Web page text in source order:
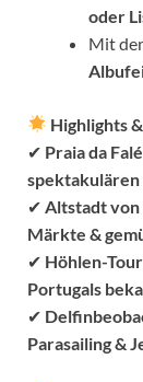
oder
Mit
Highlights
✔ Praia da
✔ Altstadt von
Märkte &
✔ Höhlen-
Portugals
✔
Parasailing &